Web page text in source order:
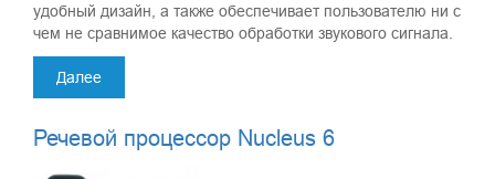
удобный дизайн, а также обеспечивает пользователю ни с
чем не сравнимое качество обработки звукового сигнала.
Далее
Речевой процессор Nucleus 6